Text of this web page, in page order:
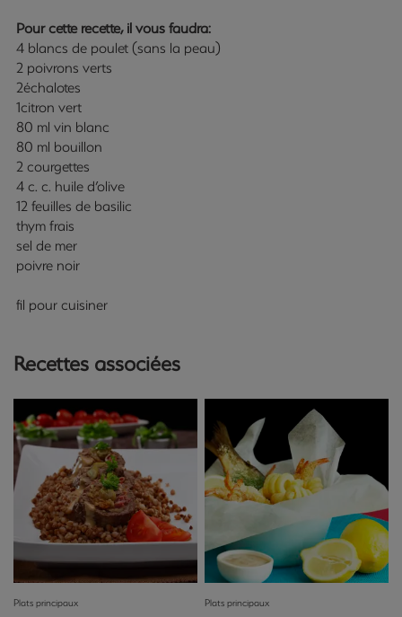
Pour cette recette, il vous faudra:
4 blancs de poulet (sans la peau)
2 poivrons verts
2échalotes
1citron vert
80 ml vin blanc
80 ml bouillon
2 courgettes
4 c. c. huile d’olive
12 feuilles de basilic
thym frais
sel de mer
poivre noir
fil pour cuisiner
Recettes associées
Plats principaux Plats principaux